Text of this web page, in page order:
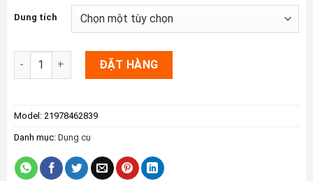
303.000 ₫
đến
385.000 ₫
Dung tích
Buret thuỷ tinh, trắng chia vạch khóa nhựa số lượng
ĐẶT HÀNG
Model: 21978462839
Danh mục: Dụng cụ